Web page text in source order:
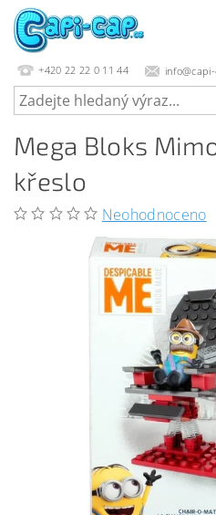
+420 22 22 0 11 44
Mega Bloks
křeslo
Neohodnoceno